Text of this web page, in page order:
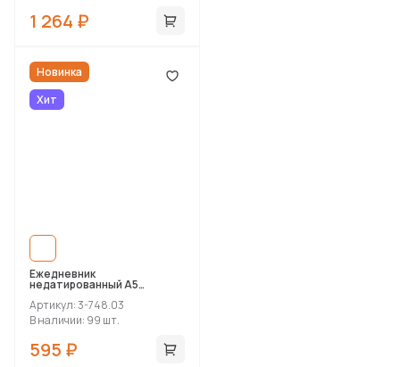
1 264 ₽
Новинка
Хит
Ежедневник
недатированный А5
«Pragmatic»
Артикул: 3-748.03
В наличии: 99 шт.
595 ₽